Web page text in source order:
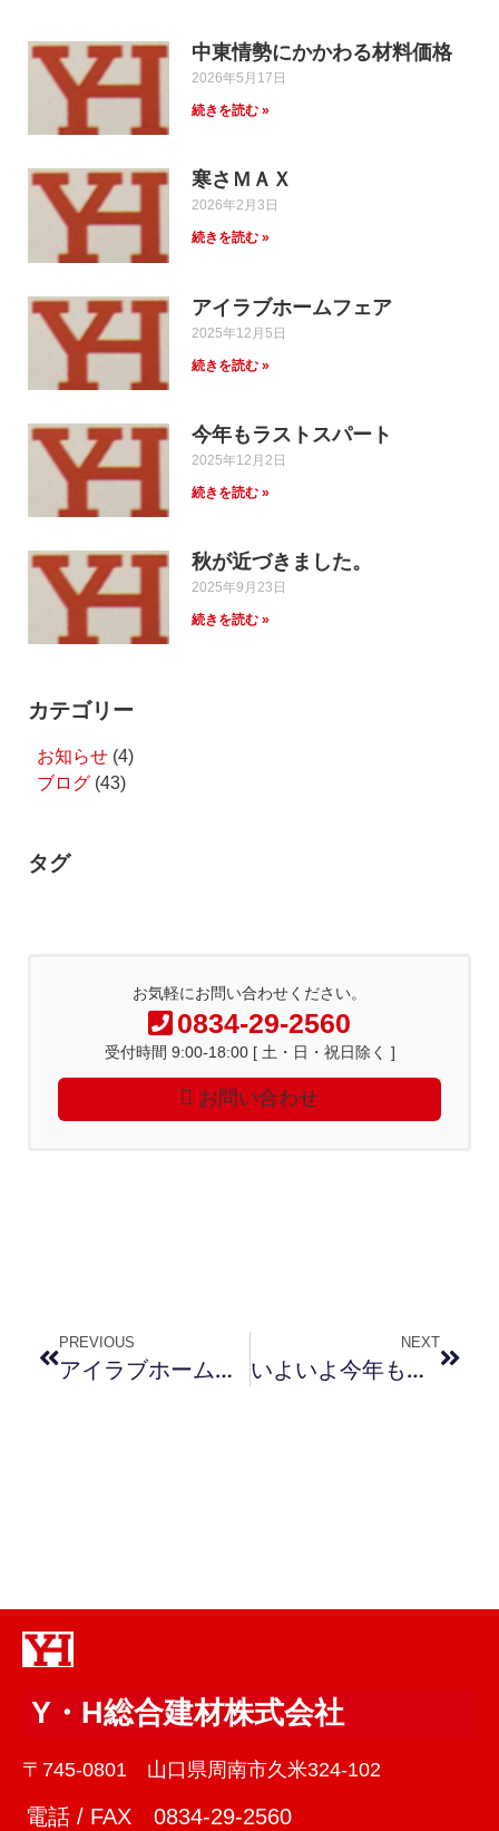
中東情勢にかかわる材料価格
2026年5月17日
続きを読む »
寒さＭＡＸ
2026年2月3日
続きを読む »
アイラブホームフェア
2025年12月5日
続きを読む »
今年もラストスパート
2025年12月2日
続きを読む »
秋が近づきました。
2025年9月23日
続きを読む »
カテゴリー
お知らせ (4)
ブログ (43)
タグ
お気軽にお問い合わせください。
0834-29-2560
受付時間 9:00-18:00 [ 土・日・祝日除く ]
お問い合わせ
PREVIOUS
アイラブホームフェアｉｎ福岡
NEXT
いよいよ今年もラストスパート
Y・H総合建材株式会社
〒745-0801 山口県周南市久米324-102
電話 / FAX 0834-29-2560